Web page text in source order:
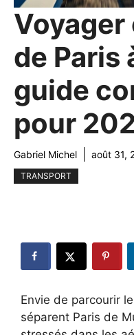
Voyager
de Paris
guide
pour
Gabriel Michel août 31,
TRANSPORT
Envie de parcourir
séparent Paris de